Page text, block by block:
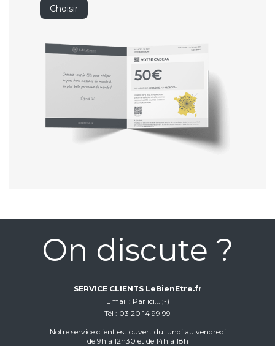
Choisir
On discute ?
SERVICE CLIENTS LeBienEtre.fr
Email
Par ici... ;-)
Tél
03 20 14 99 99
Notre service client est ouvert du lundi au vendredi
de 9h à 12h30 et de 14h à 18h